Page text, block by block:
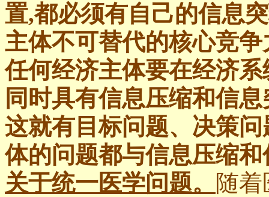
置,都必须有自己的信息
主体不可替代的核心竞争
任何经济主体要在经济
同时具有信息压缩和信
这就有目标问题、决策
体的问题都与信息压缩
关于统一医学问题。 随